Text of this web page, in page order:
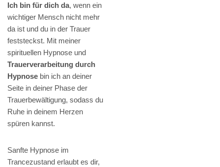
Ich bin für dich da, wenn ein
wichtiger Mensch nicht mehr
da ist und du in der Trauer
feststeckst. Mit meiner
spirituellen Hypnose und
Trauerverarbeitung durch
Hypnose bin ich an deiner
Seite in deiner Phase der
Trauerbewältigung, sodass du
Ruhe in deinem Herzen
spüren kannst.
Sanfte Hypnose im
Trancezustand erlaubt es dir,